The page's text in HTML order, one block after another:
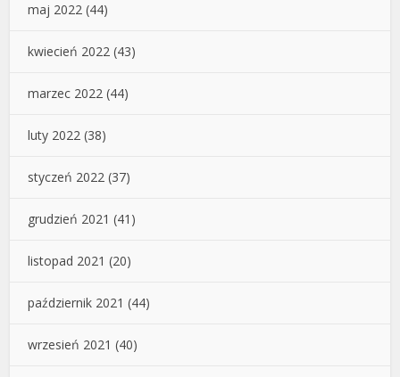
maj 2022 (44)
kwiecień 2022 (43)
marzec 2022 (44)
luty 2022 (38)
styczeń 2022 (37)
grudzień 2021 (41)
listopad 2021 (20)
październik 2021 (44)
wrzesień 2021 (40)